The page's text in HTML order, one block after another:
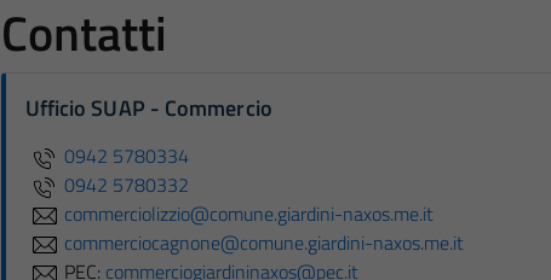
Contatti
Ufficio SUAP - Commercio
0942 5780334
0942 5780332
commerciolizzio@comune.giardini-naxos.me.it
commerciocagnone@comune.giardini-naxos.me.it
PEC: commerciogiardininaxos@pec.it